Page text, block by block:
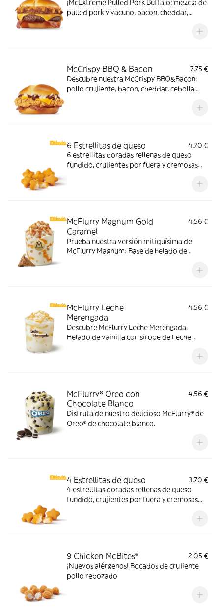
¡McExtreme Pulled Pork Buffalo: mezcla de
pulled pork y vacuno, bacon, cheddar,
McCrispy BBQ & Bacon
7,75 €
Descubre nuestra McCrispy BBQ&Bacon:
pollo crujiente, bacon, cheddar, cebolla
harina de trigo con copos de patata. ¡Sabor
6 Estrellitas de queso
4,70 €
6 estrellitas doradas rellenas de queso
fundido, crujientes por fuera y cremosas
McFlurry Magnum Gold
Caramel
4,56 €
Prueba nuestra versión mitiquísima de
McFlurry Magnum: Base de helado de
Topping triturado de galleta con perlas y
McFlurry Leche
Merengada
4,56 €
Descubre McFlurry Leche Merengada.
Helado de vainilla con sirope de Leche
ahora y no te quedes sin tus mitiquísimos
McFlurry® Oreo con
Chocolate Blanco
4,56 €
Disfruta de nuestro delicioso McFlurry® de
Oreo® de chocolate blanco.
4 Estrellitas de queso
3,70 €
4 estrellitas doradas rellenas de queso
fundido, crujientes por fuera y cremosas
9 Chicken McBites®
2,05 €
¡Nuevos alérgenos! Bocados de crujiente
pollo rebozado